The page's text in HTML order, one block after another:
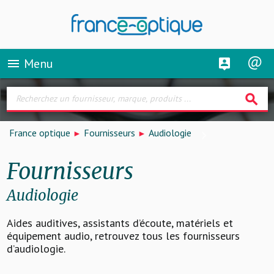
menu Menu
search
France optique Fournisseurs Audiologie
Fournisseurs
Audiologie
Aides auditives, assistants d’écoute, matériels et
équipement audio, retrouvez tous les fournisseurs
d’audiologie.